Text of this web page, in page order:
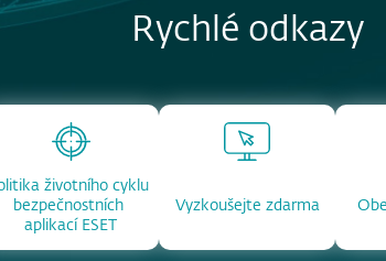
Rychlé odkazy
životního cyklu
bezpečnostních
aplikací ESET
Vyzkoušejte zdarma